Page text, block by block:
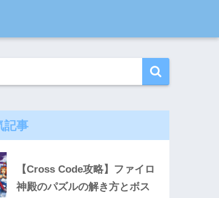
記事
【Cross Code攻略】ファイロ
神殿のパズルの解き方とボス